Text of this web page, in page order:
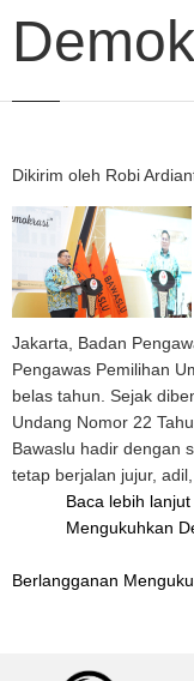
Dikirim oleh Robi
Jakarta, Badan
Pengawas Pemilihan
belas tahun. Sejak
Undang Nomor 22
Bawaslu hadir dengan
tetap berjalan jujur,
Baca lebih lanjut
Mengukuhkan
Berlangganan